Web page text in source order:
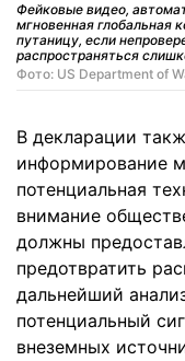
Фейковые видео,
мгновенная глобальная
путаницу, если
распространяться
Фото: US Department of
В декларации
информирование
потенциальная
внимание
должны
предотвратить
дальнейший
потенциальный
внеземных